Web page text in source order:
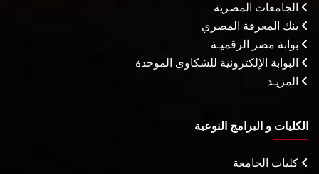
الجامعات المصرية
بنك المعرفة المصري
بوابة مصر الرقميـة
البوابة الإلكترونية للشكاوى الموحدة
المزيـد . . .
الكليات و البرامج النوعية
كليات الجامعة